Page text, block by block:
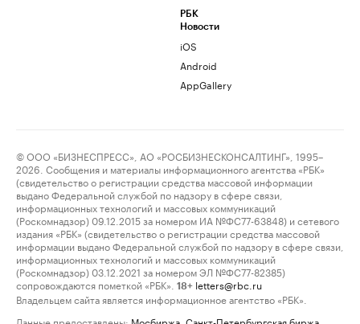
РБК
Новости
iOS
Android
AppGallery
© ООО «БИЗНЕСПРЕСС», АО «РОСБИЗНЕСКОНСАЛТИНГ», 1995–
2026. Сообщения и материалы информационного агентства «РБК»
(свидетельство о регистрации средства массовой информации
выдано Федеральной службой по надзору в сфере связи,
информационных технологий и массовых коммуникаций
(Роскомнадзор) 09.12.2015 за номером ИА №ФС77-63848) и сетевого
издания «РБК» (свидетельство о регистрации средства массовой
информации выдано Федеральной службой по надзору в сфере связи,
информационных технологий и массовых коммуникаций
(Роскомнадзор) 03.12.2021 за номером ЭЛ №ФС77-82385)
сопровождаются пометкой «РБК».
18+ letters@rbc.ru
Владельцем сайта является информационное агентство «РБК».